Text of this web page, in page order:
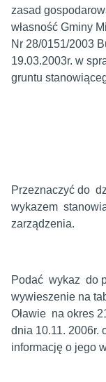
zasad
własność Gminy
Nr 28/0151/2003
19.03.2003r. w
gruntu
Przeznaczyć do
wykazem
zarządzenia.
Podać wykaz do
wywieszenie na
Oławie na okres
dnia 10.11. 2006r.